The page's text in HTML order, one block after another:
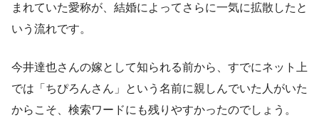
まれていた愛称が、結婚によってさらに一気に拡散したと
いう流れです。
今井達也さんの嫁として知られる前から、すでにネット上
では「ちぴろんさん」という名前に親しんでいた人がいた
からこそ、検索ワードにも残りやすかったのでしょう。